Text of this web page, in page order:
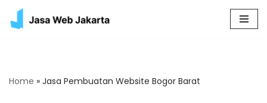
Skip
Home » Jasa Pembuatan Website Bogor Barat